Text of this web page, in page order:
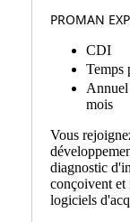
PROMAN
CDI
Temps
Annuel
mois
Vous
diagnostic
conçoivent et
logiciels